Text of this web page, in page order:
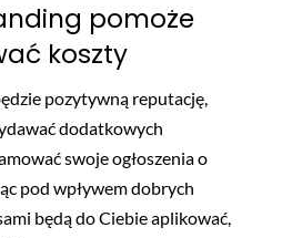
pomoże
koszty
pozytywną reputację,
dodatkowych
swoje ogłoszenia o
pod wpływem dobrych
będą do Ciebie aplikować,